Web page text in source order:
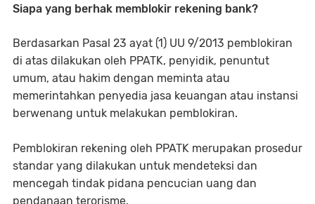
Siapa yang berhak memblokir rekening bank?
Berdasarkan Pasal 23 ayat (1) UU 9/2013 pemblokiran
di atas dilakukan oleh PPATK, penyidik, penuntut
umum, atau hakim dengan meminta atau
memerintahkan penyedia jasa keuangan atau instansi
berwenang untuk melakukan pemblokiran.
Pemblokiran rekening oleh PPATK merupakan prosedur
standar yang dilakukan untuk mendeteksi dan
mencegah tindak pidana pencucian uang dan
pendanaan terorisme.